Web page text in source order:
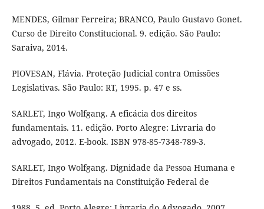
MENDES, Gilmar Ferreira; BRANCO, Paulo Gustavo Gonet.
Curso de Direito Constitucional. 9. edição. São Paulo:
Saraiva, 2014.
PIOVESAN, Flávia. Proteção Judicial contra Omissões
Legislativas. São Paulo: RT, 1995. p. 47 e ss.
SARLET, Ingo Wolfgang. A eficácia dos direitos
fundamentais. 11. edição. Porto Alegre: Livraria do
advogado, 2012. E-book. ISBN 978-85-7348-789-3.
SARLET, Ingo Wolfgang. Dignidade da Pessoa Humana e
Direitos Fundamentais na Constituição Federal de